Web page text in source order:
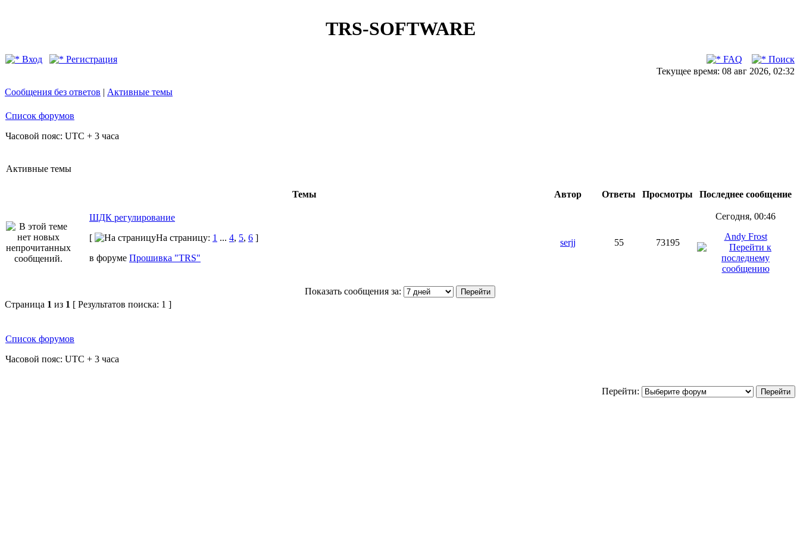
TRS-SOFTWARE
Вход Регистрация FAQ
Поиск
Текущее время: 08 авг 2026, 02:32
Сообщения без ответов | Активные темы
Список форумов
Часовой пояс: UTC + 3 часа
Активные темы
Темы Автор Ответы Просмотры Последнее сообщение
ШДК регулирование
[
На страницу: 1 ... 4, 5, 6 ]
в форуме Прошивка "TRS"
serjj 55 73195
Сегодня, 00:46
Andy Frost
Показать сообщения за:
Страница 1 из 1 [ Результатов поиска: 1 ]
Список форумов
Часовой пояс: UTC + 3 часа
Перейти: